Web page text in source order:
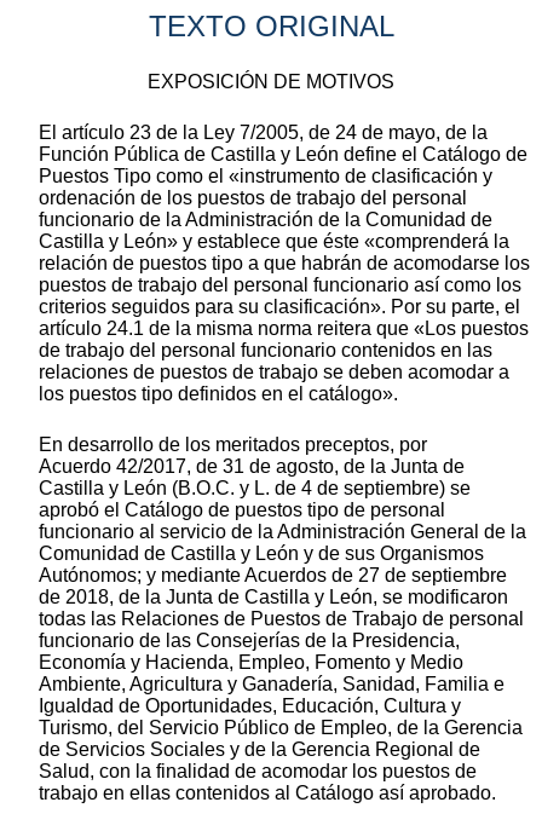
TEXTO ORIGINAL
EXPOSICIÓN DE MOTIVOS
El artículo 23 de la Ley 7/2005, de 24 de mayo, de la
Función Pública de Castilla y León define el Catálogo de
Puestos Tipo como el «instrumento de clasificación y
ordenación de los puestos de trabajo del personal
funcionario de la Administración de la Comunidad de
Castilla y León» y establece que éste «comprenderá la
relación de puestos tipo a que habrán de acomodarse los
puestos de trabajo del personal funcionario así como los
criterios seguidos para su clasificación». Por su parte, el
artículo 24.1 de la misma norma reitera que «Los puestos
de trabajo del personal funcionario contenidos en las
relaciones de puestos de trabajo se deben acomodar a
los puestos tipo definidos en el catálogo».
En desarrollo de los meritados preceptos, por
Acuerdo 42/2017, de 31 de agosto, de la Junta de
Castilla y León (B.O.C. y L. de 4 de septiembre) se
aprobó el Catálogo de puestos tipo de personal
funcionario al servicio de la Administración General de la
Comunidad de Castilla y León y de sus Organismos
Autónomos; y mediante Acuerdos de 27 de septiembre
de 2018, de la Junta de Castilla y León, se modificaron
todas las Relaciones de Puestos de Trabajo de personal
funcionario de las Consejerías de la Presidencia,
Economía y Hacienda, Empleo, Fomento y Medio
Ambiente, Agricultura y Ganadería, Sanidad, Familia e
Igualdad de Oportunidades, Educación, Cultura y
Turismo, del Servicio Público de Empleo, de la Gerencia
de Servicios Sociales y de la Gerencia Regional de
Salud, con la finalidad de acomodar los puestos de
trabajo en ellas contenidos al Catálogo así aprobado.